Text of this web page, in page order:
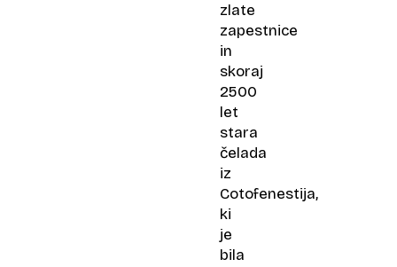
zlate
zapestnice
in
skoraj
2500
let
stara
čelada
iz
Cotofenestija,
ki
je
bila